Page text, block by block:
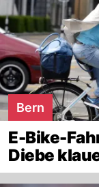
Bern
E-Bike-
Diebe